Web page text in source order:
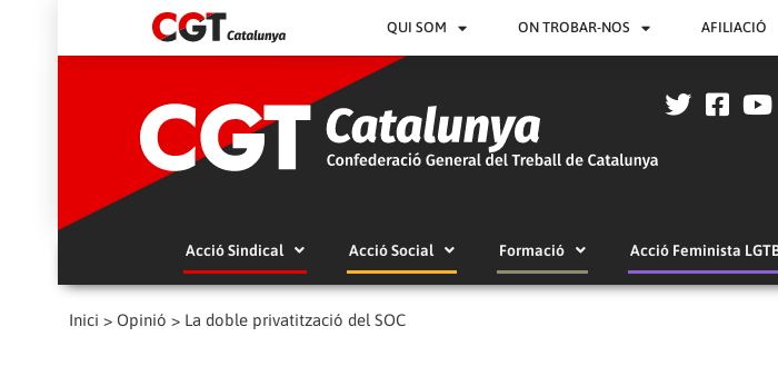
QUI SOM ON TROBAR-NOS AFILIACIÓ
Acció Sindical Acció Social Formació Acció Feminista
Inici > Opinió > La doble privatització del SOC